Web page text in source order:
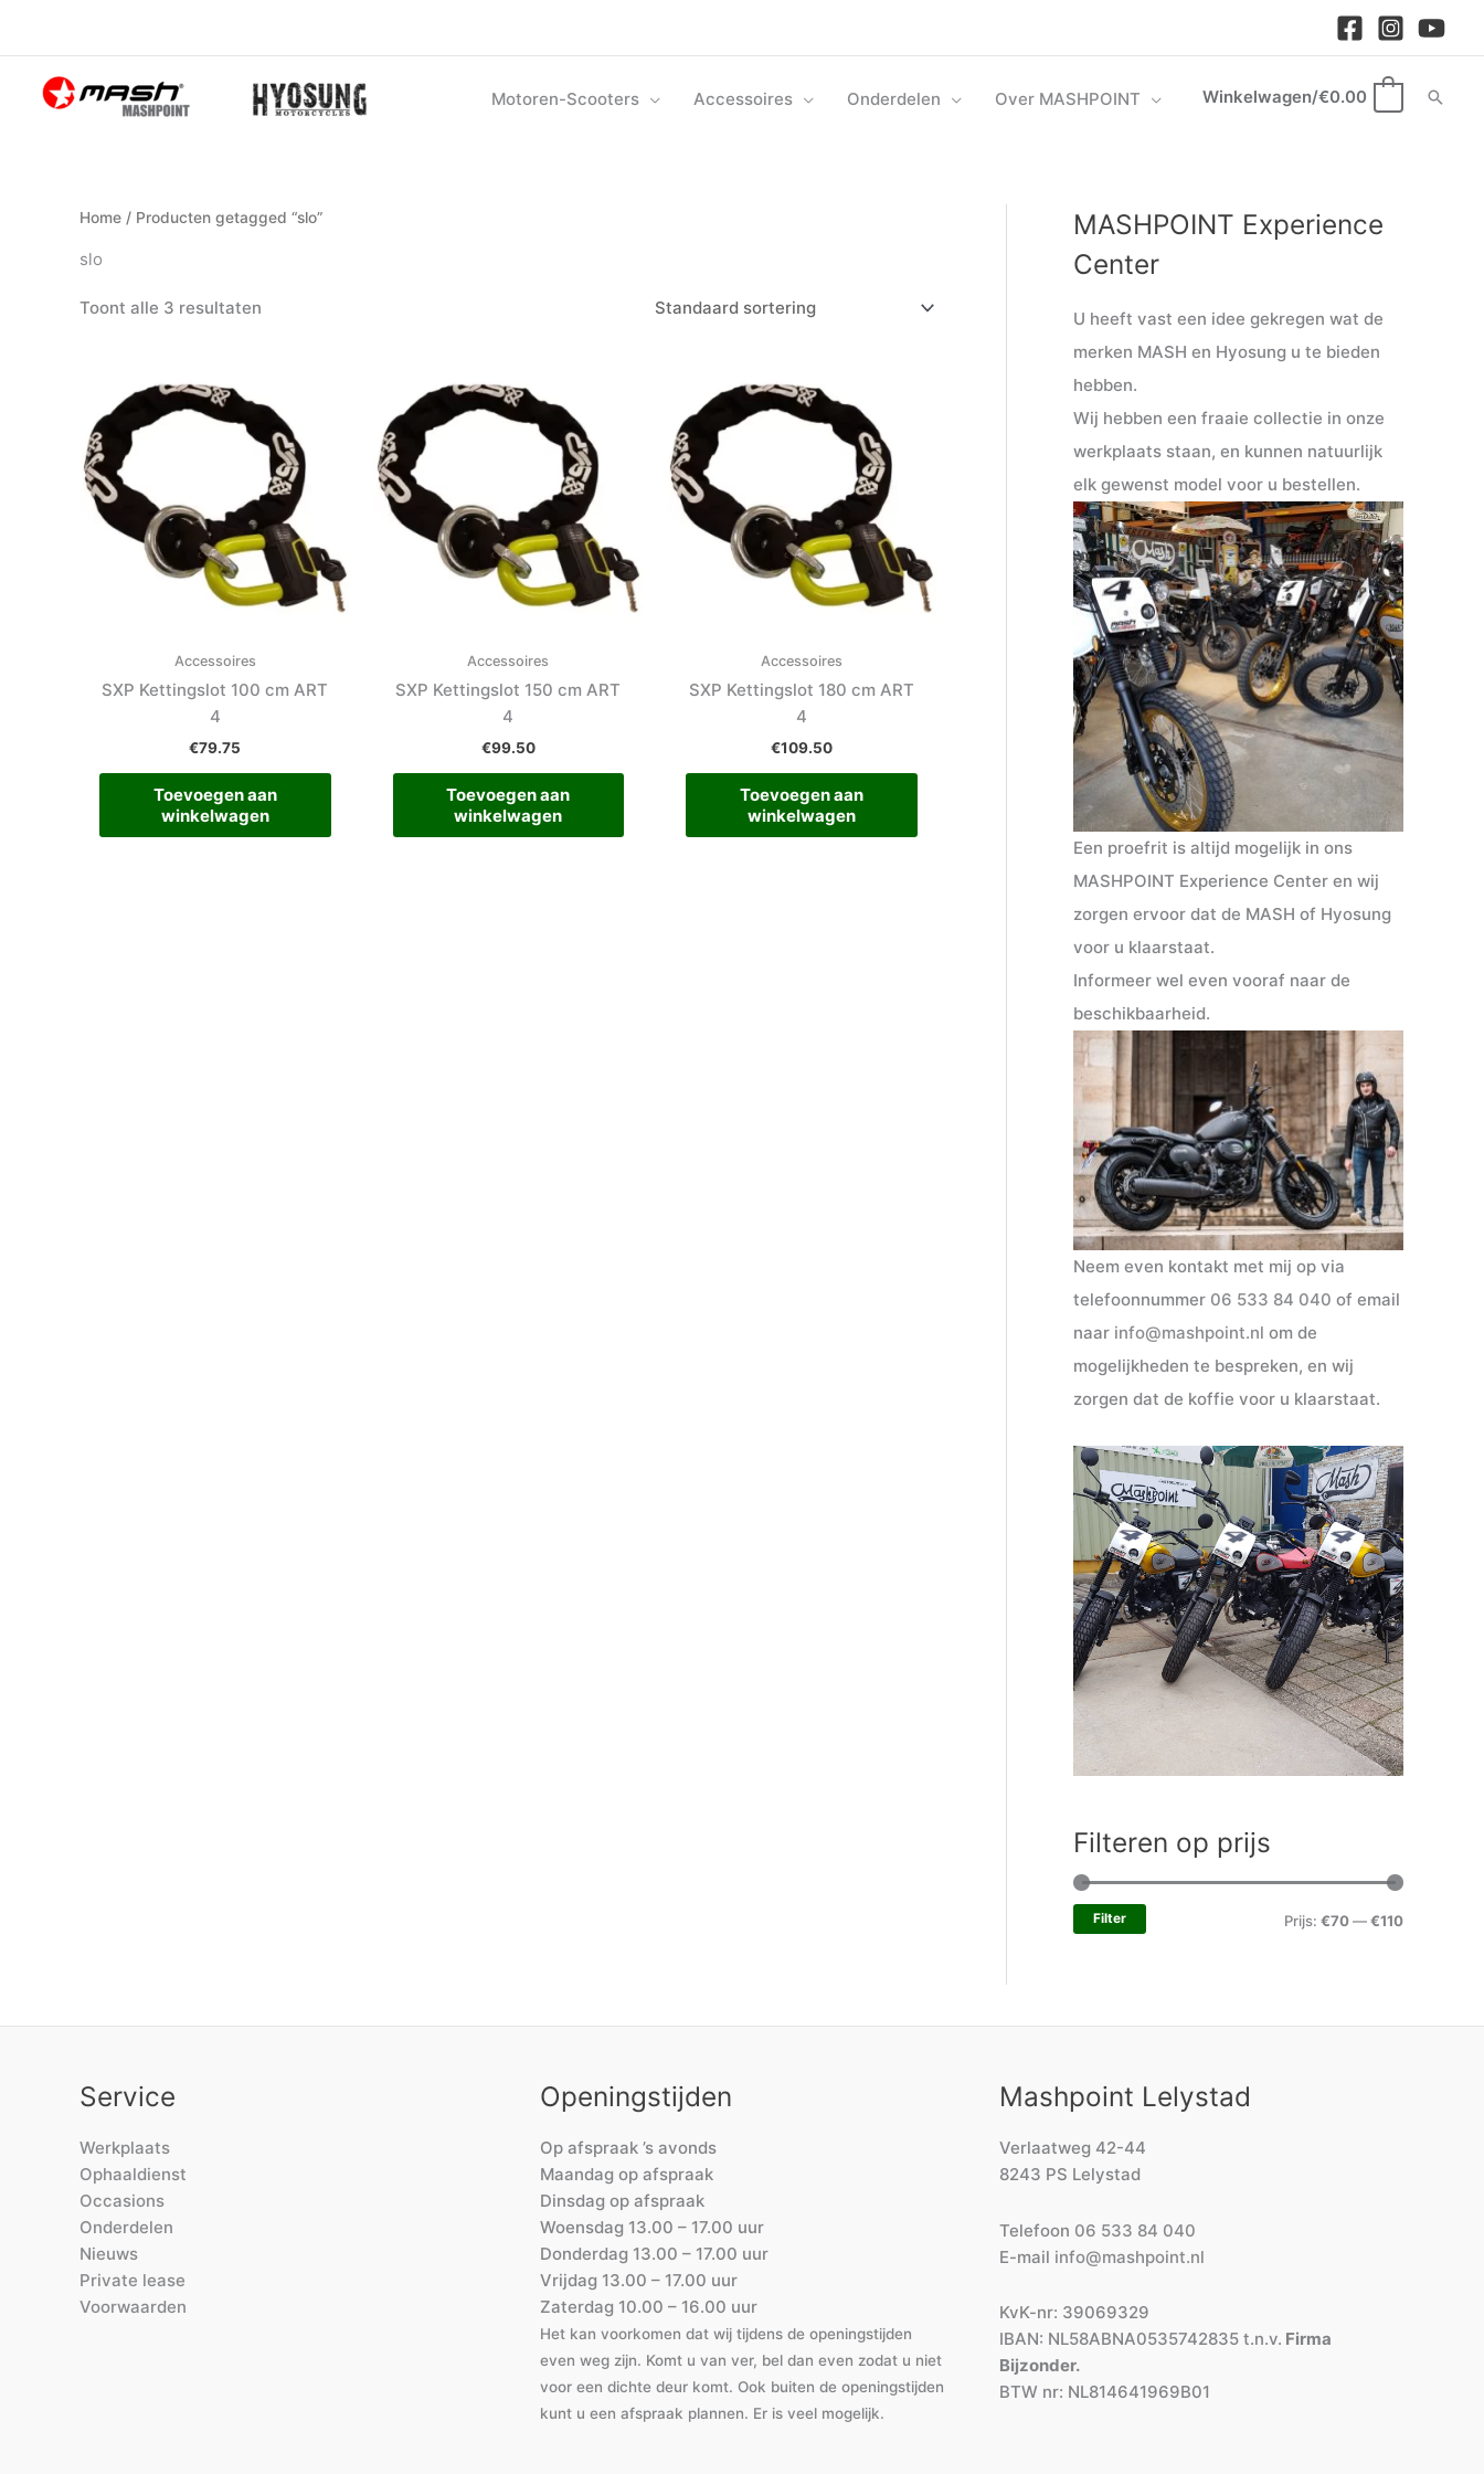
inhoud
Motoren-Scooters Accessoires Onderdelen Over MASHPOINT Winkelwagen/€0.00
Home / Producten getagged “slo”
slo
Toont alle 3 resultaten
Accessoires
SXP Kettingslot 100 cm ART
4
€79.75
Toevoegen aan
winkelwagen
Accessoires
SXP Kettingslot 150 cm ART
4
€99.50
Toevoegen aan
winkelwagen
Accessoires
SXP Kettingslot 180 cm ART
4
€109.50
Toevoegen aan
winkelwagen
MASHPOINT Experience
Center
U heeft vast een idee gekregen wat de
merken MASH en Hyosung u te bieden
hebben.
Wij hebben een fraaie collectie in onze
werkplaats staan, en kunnen natuurlijk
elk gewenst model voor u bestellen.
Een proefrit is altijd mogelijk in ons
MASHPOINT Experience Center en wij
zorgen ervoor dat de MASH of Hyosung
voor u klaarstaat.
Informeer wel even vooraf naar de
beschikbaarheid.
Neem even kontakt met mij op via
telefoonnummer 06 533 84 040 of email
naar info@mashpoint.nl om de
mogelijkheden te bespreken, en wij
zorgen dat de koffie voor u klaarstaat.
Filteren op prijs
Filter Prijs: €70—€110
Service
Werkplaats
Ophaaldienst
Occasions
Onderdelen
Nieuws
Private lease
Voorwaarden
Openingstijden
Op afspraak ’s avonds
Maandag op afspraak
Dinsdag op afspraak
Woensdag 13.00 – 17.00 uur
Donderdag 13.00 – 17.00 uur
Vrijdag 13.00 – 17.00 uur
Zaterdag 10.00 – 16.00 uur
Het kan voorkomen dat wij tijdens de openingstijden
even weg zijn. Komt u van ver, bel dan even zodat u niet
voor een dichte deur komt. Ook buiten de openingstijden
kunt u een afspraak plannen. Er is veel mogelijk.
Mashpoint Lelystad
Verlaatweg 42-44
8243 PS Lelystad
Telefoon 06 533 84 040
E-mail info@mashpoint.nl
KvK-nr: 39069329
IBAN: NL58ABNA0535742835 t.n.v. Firma
Bijzonder.
BTW nr: NL814641969B01